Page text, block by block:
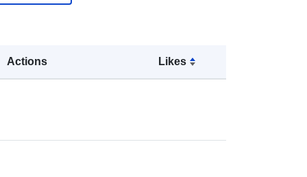
Actions Likes
https://www.comune.rimini.it/governo
Добавено към data.europa.eu: 25